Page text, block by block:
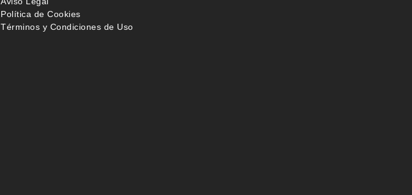
Política de Cookies
Términos y Condiciones de Uso